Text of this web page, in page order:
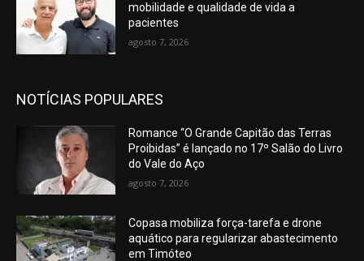
mobilidade e qualidade de vida a
pacientes
agosto 7, 2026
NOTÍCIAS POPULARES
Romance “O Grande Capitão das Terras
Proibidas” é lançado no 17º Salão do Livro
do Vale do Aço
agosto 7, 2026
Copasa mobiliza força-tarefa e drone
aquático para regularizar abastecimento
em Timóteo